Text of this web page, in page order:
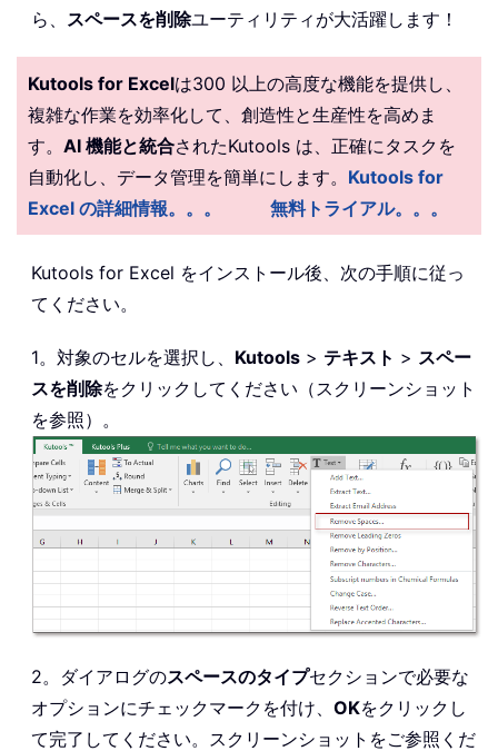
ら、 スペースを削除ユーティリティが大活躍します！
Kutools for Excelは300 以上の高度な機能を提供し、
複雑な作業を効率化して、創造性と生産性を高めま
す。 AI 機能と統合されたKutools は、正確にタスクを
自動化し、データ管理を簡単にします。 Kutools for
Excel の詳細情報。。。
無料トライアル。。。
Kutools for Excel をインストール後、次の手順に従っ
てください。
1。対象のセルを選択し、 Kutools > テキスト > スペー
スを削除をクリックしてください（スクリーンショット
を参照）。
2。ダイアログのスペースのタイプセクションで必要な
オプションにチェックマークを付け、 OKをクリックし
て完了してください。スクリーンショットをご参照くだ